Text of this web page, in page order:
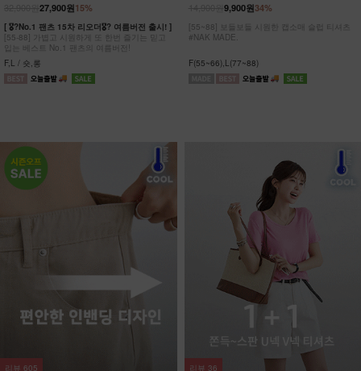
15%
27,900원
[ 🎖?No.1 팬츠 15차 리오더🎖? 여름버전 출시! ]
[55-88] 가볍고 시원하게 또 한번 즐기는 믿고
입는 베스트 No.1 팬츠의 여름버전!
F,L / 숏,롱
34%
9,900원
[55~88] 보들보들 시원한 캡소매 슬럽 티셔츠
#NAK MADE.
F(55~66),L(77~88)
리뷰 605 리뷰 36